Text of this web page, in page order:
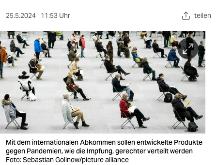
kultur
sport
berlin
nord
wahrheit
verlag
verlag
veranstaltungen
25.5.2024 11:53 Uhr teilen
Mit dem internationalen Abkommen sollen entwickelte Produkte
gegen Pandemien, wie die Impfung, gerechter verteilt werden
Foto: Sebastian Gollnow/picture alliance